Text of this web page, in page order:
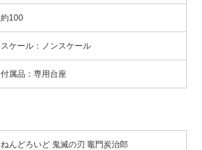
約100
スケール：ノンスケール
付属品：専用台座
ねんどろいど 鬼滅の刃 竈門炭治郎